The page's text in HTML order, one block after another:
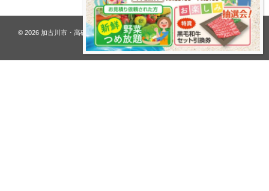
© 2026 加古川市・高砂市 夢リフォーム ウオハシ – 創業128年の老舗. All rights
reserved.